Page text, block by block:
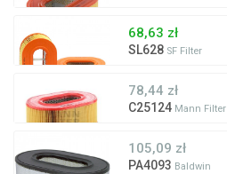
68,63 zł
SL628 SF Filter
78,44 zł
C25124 Mann Filter
105,09 zł
PA4093 Baldwin